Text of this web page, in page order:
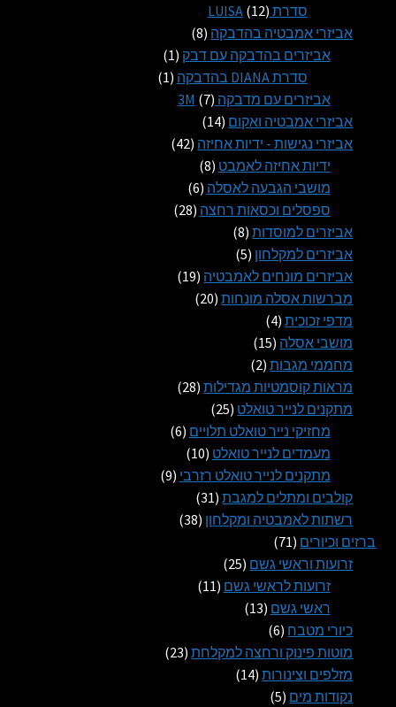
סדרת LUISA 12
12
מוצרים
אביזרי אמבטיה בהדבקה 8
8
מוצריםאביזרים בהדבקה עם דבק 1מוצר
1
סדרת DIANA בהדבקה 1מוצר
אביזרים עם מדבקה 3M 7
7
מוצרים
אביזרי אמבטיה ואקום 14
14
מוצריםאביזרי נגישות - ידיות אחיזה 42
42
ידיות אחיזה לאמבט 8
8
מוצרים מושבי הגבעה לאסלה 6
6
מוצרים ספסלים וכסאות רחצה 28
28
אביזרים למוסדות 8
8
מוצרים
אביזרים למקלחון 5
5
מוצרים
אביזרים מונחים לאמבטיה 19
19
מברשות אסלה מונחות 20
20
מדפי זכוכית 4
4
מוצרים מושבי אסלה 15
15
מוצרים מחממי מגבות 2
2
מוצרים
מראות קוסמטיות מגדילות 28
28
מתקנים לנייר טואלט 25
25
מוצרים
מחזיקי נייר טואלט תלויים 6
6
מעמדים לנייר טואלט 10
10
מוצריםמתקנים לנייר טואלט רזרבי 9
9
קולבים ומתלים למגבת 31
31
מוצרים רשתות לאמבטיה ומקלחון 38
38
ברזים וכיורים 71
71
מוצרים
זרועות וראשי גשם 25
25
מוצריםזרועות לראשי גשם 11
11
ראשי גשם 13
13
כיורי מטבח 6
6
מוצרים
מוטות פינוק ורחצה למקלחת 23
23
מזלפים וצינורות 14
14
נקודות מים 5
5